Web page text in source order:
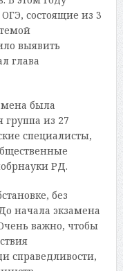
состоящие из 3
выявить
глава
была
из 27
специалисты,
РД.
без
начала экзамена
важно, чтобы
справедливости,